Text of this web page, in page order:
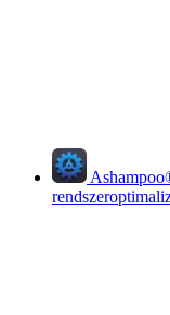
Ashampoo